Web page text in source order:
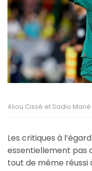
Aliou Cissé et Sadio Mané
Les critiques à
essentiellement pas
tout de même réussi